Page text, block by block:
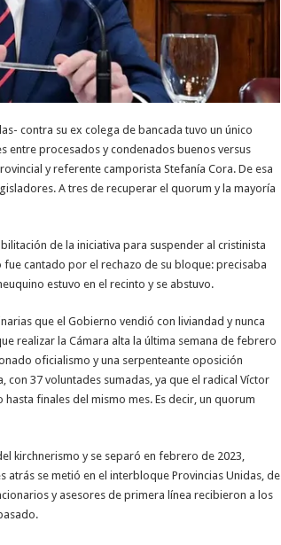
contra su ex colega de bancada tuvo un único
entre procesados y condenados buenos versus
y referente camporista Stefanía Cora. De esa
A tres de recuperar el quorum y la mayoría
de la iniciativa para suspender al cristinista
cantado por el rechazo de su bloque: precisaba
estuvo en el recinto y se abstuvo.
que el Gobierno vendió con liviandad y nunca
realizar la Cámara alta la última semana de febrero
oficialismo y una serpenteante oposición
con 37 voluntades sumadas, ya que el radical Víctor
finales del mismo mes. Es decir, un quorum
kirchnerismo y se separó en febrero de 2023,
atrás se metió en el interbloque Provincias Unidas, de
y asesores de primera línea recibieron a los